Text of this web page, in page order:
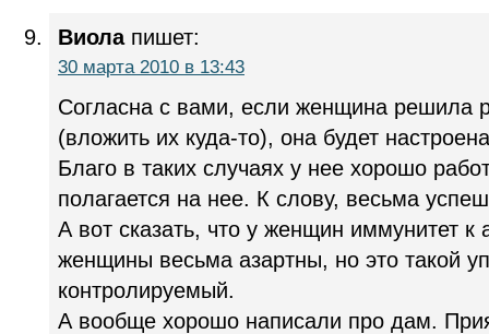
Виолапишет:
30 марта 2010 в 13:43
Согласна с вами, если женщина решила
(вложить их куда-то), она будет
Благо в таких случаях у нее хорошо
полагается на нее. К слову, весьма
А вот сказать, что у женщин иммунитет к
женщины весьма азартны, но это такой
контролируемый.
А вообще хорошо написали про дам.